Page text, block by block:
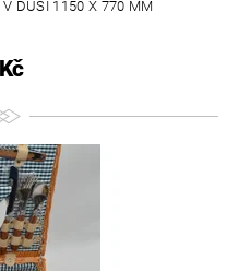
DUŠI 1150 X 770 MM